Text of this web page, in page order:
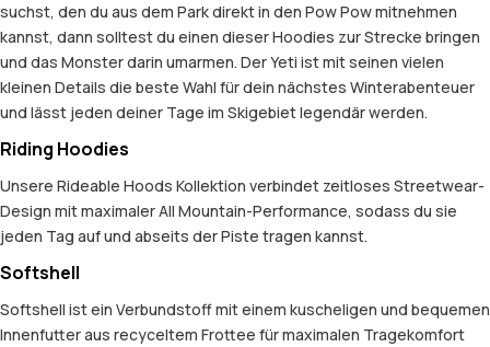
suchst, den du aus dem Park direkt in den Pow Pow mitnehmen
kannst, dann solltest du einen dieser Hoodies zur Strecke bringen
und das Monster darin umarmen. Der Yeti ist mit seinen vielen
kleinen Details die beste Wahl für dein nächstes Winterabenteuer
und lässt jeden deiner Tage im Skigebiet legendär werden.
Riding Hoodies
Unsere Rideable Hoods Kollektion verbindet zeitloses Streetwear-
Design mit maximaler All Mountain-Performance, sodass du sie
jeden Tag auf und abseits der Piste tragen kannst.
Softshell
Softshell ist ein Verbundstoff mit einem kuscheligen und bequemen
Innenfutter aus recyceltem Frottee für maximalen Tragekomfort